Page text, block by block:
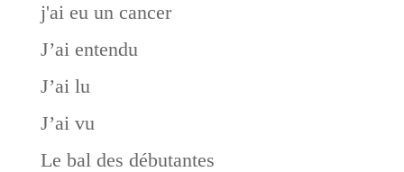
j'ai eu un cancer
J’ai entendu
J’ai lu
J’ai vu
Le bal des débutantes